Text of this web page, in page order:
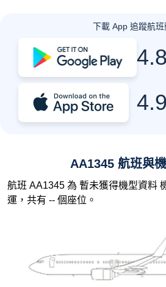
下載 App 追蹤航班
4.8
4.9
AA1345 航班與
航班 AA1345 為 暫未獲得機型資料
運，共有 -- 個座位。